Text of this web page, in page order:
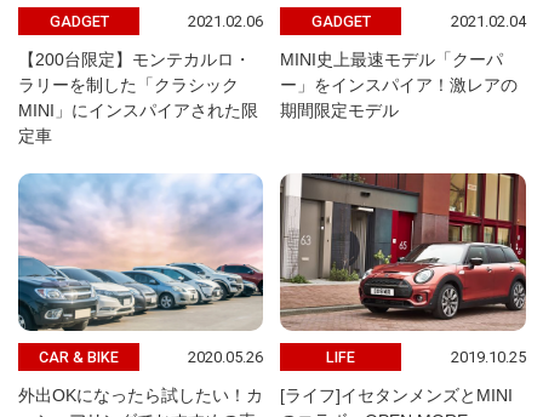
GADGET 2021.02.06
【200台限定】モンテカルロ・
ラリーを制した「クラシック
MINI」にインスパイアされた限
定車
GADGET 2021.02.04
MINI史上最速モデル「クーパ
ー」をインスパイア！激レアの
期間限定モデル
CAR & BIKE 2020.05.26
外出OKになったら試したい！カ
LIFE 2019.10.25
[ライフ]イセタンメンズとMINI